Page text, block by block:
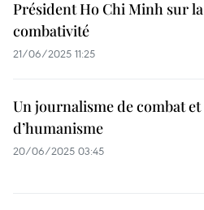
Président Ho Chi Minh sur la
combativité
21/06/2025 11:25
Un journalisme de combat et
d’humanisme
20/06/2025 03:45